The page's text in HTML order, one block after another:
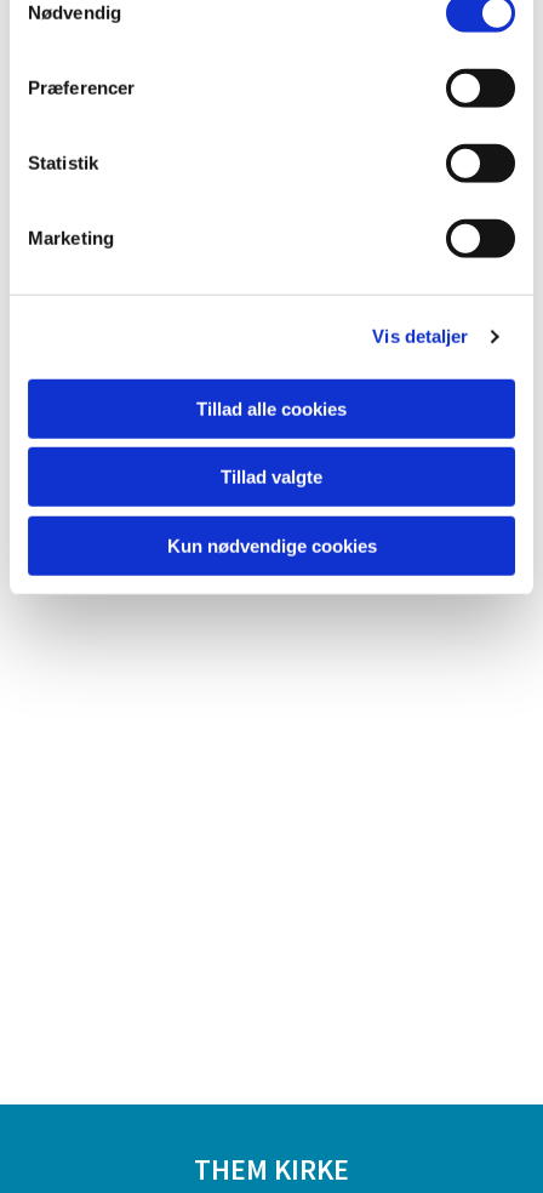
Nødvendig
Præferencer
Statistik
Marketing
Vis detaljer
Tillad alle cookies
Tillad valgte
Kun nødvendige cookies
Du vil måske også kunne
lide...
THEM KIRKE